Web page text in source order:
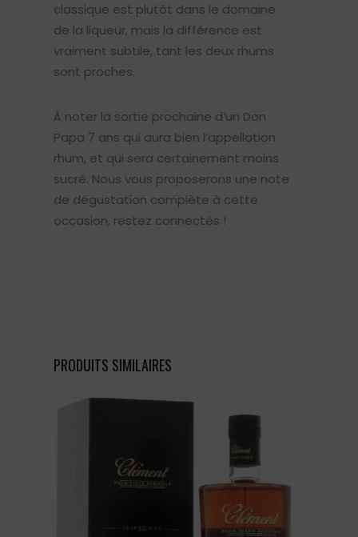
classique est plutôt dans le domaine
de la liqueur, mais la différence est
vraiment subtile, tant les deux rhums
sont proches.
À noter la sortie prochaine d’un Don
Papa 7 ans qui aura bien l’appellation
rhum, et qui sera certainement moins
sucré. Nous vous proposerons une note
de dégustation complète à cette
occasion, restez connectés !
PRODUITS SIMILAIRES